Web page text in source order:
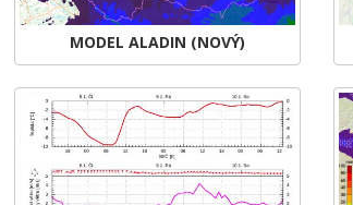
MODEL ALADIN (NOVÝ)